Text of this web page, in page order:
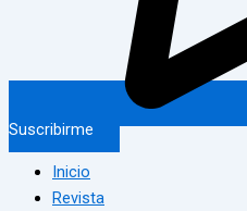
Suscribirme
Inicio
Revista